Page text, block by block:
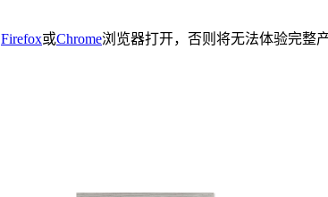
Firefox或Chrome浏览器打开，否则将无法体验完整